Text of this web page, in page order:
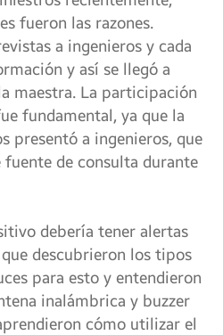
fueron las razones.
a ingenieros y cada
y así se llegó a
maestra. La participación
fundamental, ya que la
presentó a ingenieros, que
de consulta durante
debería tener alertas
descubrieron los tipos
para esto y entendieron
inalámbrica y buzzer
cómo utilizar el